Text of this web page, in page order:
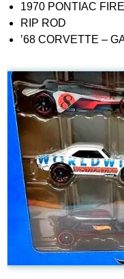
1970 PONTIAC
RIP ROD
’68 CORVETTE –